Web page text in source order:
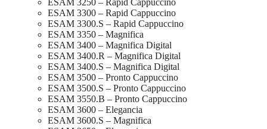
ESAM 3300 – Rapid Cappuccino
ESAM 3300.S – Rapid Cappuccino
ESAM 3350 – Magnifica
ESAM 3400 – Magnifica Digital
ESAM 3400.R – Magnifica Digital
ESAM 3400.S – Magnifica Digital
ESAM 3500 – Pronto Cappuccino
ESAM 3500.S – Pronto Cappuccino
ESAM 3550.B – Pronto Cappuccino
ESAM 3600 – Elegancia
ESAM 3600.S – Magnifica